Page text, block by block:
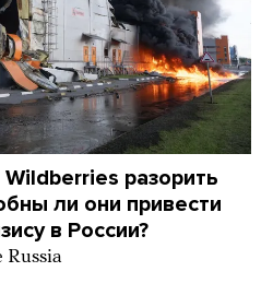
разорить
ли они привести
в России?
Russia